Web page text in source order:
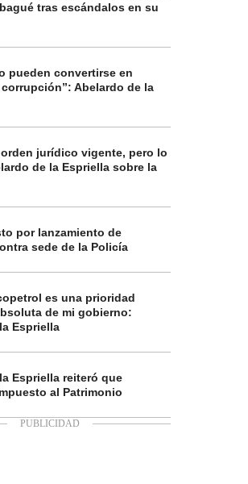
tras escándalos en su
pueden convertirse en
Abelardo de la
orden jurídico vigente, pero lo
de la Espriella sobre la
por lanzamiento de
sede de la Policía
es una prioridad
de mi gobierno:
Espriella
Espriella reiteró que
al Patrimonio